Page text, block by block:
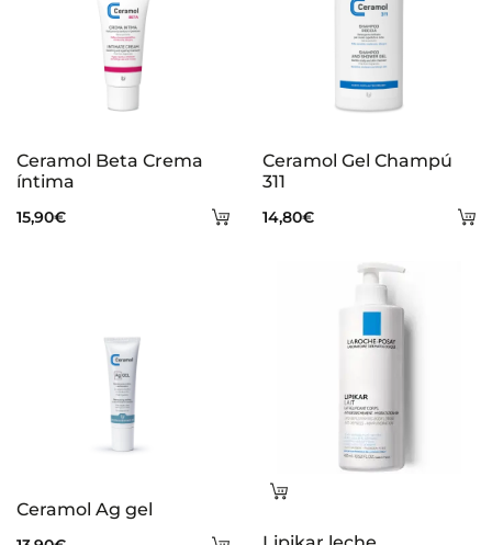
Añadir
Ceramol Beta Crema
íntima
15,90€
Ceramol Gel Champú
311
14,80€
Ceramol Ag gel
Leer